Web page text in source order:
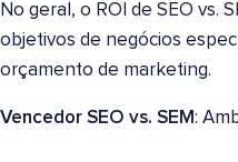
No geral, o ROI de SEO vs.
objetivos de negócios
orçamento de marketing.
Vencedor SEO vs. SEM: